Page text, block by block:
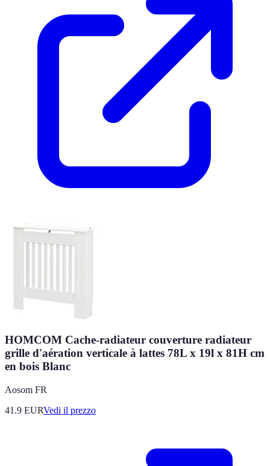
HOMCOM Cache-radiateur couverture radiateur
grille d'aération verticale à lattes 78L x 19l x 81H cm
en bois Blanc
Aosom FR
41.9 EURVedi il prezzo